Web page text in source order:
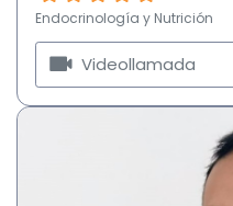
Endocrinología y Nutrición
Videollamada